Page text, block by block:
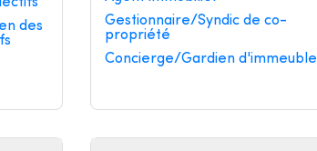
des
Gestionnaire/Syndic de co-
propriété
Concierge/Gardien d'immeuble